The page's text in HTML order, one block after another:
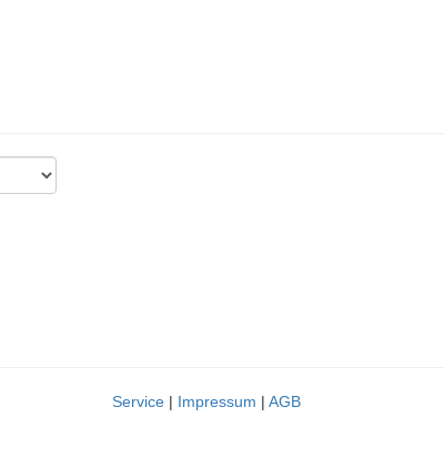
Service | Impressum | AGB